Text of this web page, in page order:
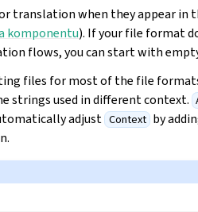
translation when they appear in
komponentu). If your file format
flows, you can start with
files for most of the file
strings used in different context.
adjust Context by